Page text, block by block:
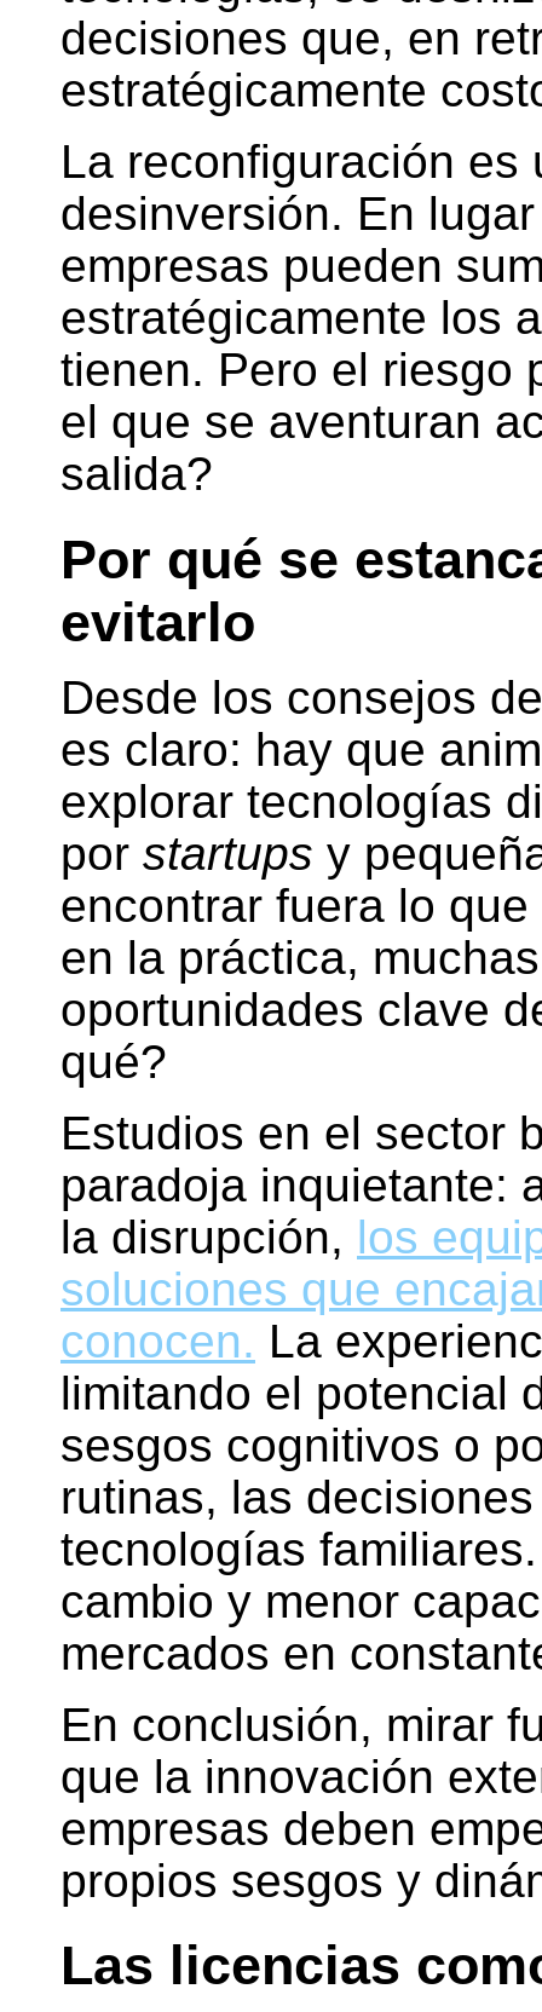
decisiones que, en
estratégicamente
La reconfiguración es
desinversión. En
empresas pueden
estratégicamente los
tienen. Pero el riesgo
el que se aventuran
salida?
Por qué se
evitarlo
Desde los consejos
es claro: hay que
explorar tecnologías
por startups y
encontrar fuera lo
en la práctica,
oportunidades clave
qué?
Estudios en el sector
paradoja inquietante:
la disrupción, los
soluciones que
conocen. La
limitando el potencial
sesgos cognitivos o
rutinas, las
tecnologías
cambio y menor
mercados en
En conclusión, mirar
que la innovación
empresas deben
propios sesgos y
Las licencias